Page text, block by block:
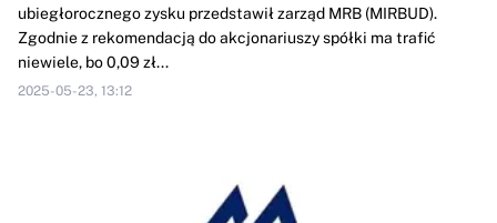
ubiegłorocznego zysku przedstawił zarząd MRB (MIRBUD).
Zgodnie z rekomendacją do akcjonariuszy spółki ma trafić
niewiele, bo 0,09 zł...
2025-05-23, 13:12